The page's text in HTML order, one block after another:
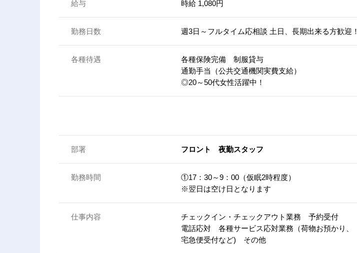
給与 時給 1,080円
勤務日数 週3日～フルタイム応相談 土日、長期出来る方歓迎！
各種待遇
各種保険完備 制服貸与
通勤手当（公共交通機関実費支給）
◎20～50代女性活躍中！
部署 フロント 夜勤スタッフ
勤務時間
①17：30～9：00（仮眠2時程度）
※翌日は空け日となります
仕事内容
チェックイン・チェックアウト業務 予約受付
電話応対 各種サービス応対業務（荷物お預かり、
宅急便受付など) その他